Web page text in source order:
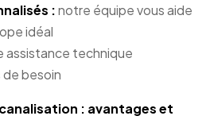
:notre équipe vous aide
idéal
assistance technique
de besoin
: avantages et